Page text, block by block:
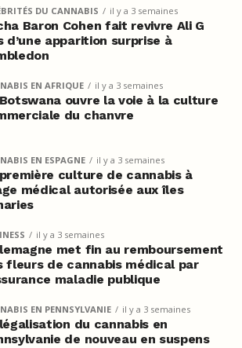
DU CANNABIS il y a 3 semaines
Baron Cohen fait revivre Ali G
d’une apparition surprise à
EN AFRIQUE il y a 3 semaines
ouvre la voie à la culture
du chanvre
EN ESPAGNE il y a 3 semaines
culture de cannabis à
médical autorisée aux îles
il y a 3 semaines
met fin au remboursement
fleurs de cannabis médical par
maladie publique
EN PENNSYLVANIE il y a 3 semaines
du cannabis en
de nouveau en suspens